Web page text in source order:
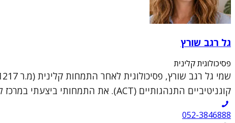
גל רגב שורץ
פסיכולוגית קלינית
קוגניטיביים התנהגותיים (ACT). את התמחותי ביצעתי במרכז לבריאות הנפש שלוותה במרפאות מבוגרים ו...
052-3846888